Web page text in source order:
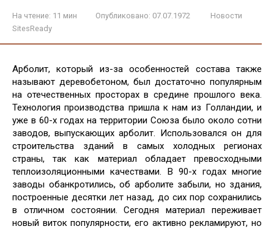
На чтение: 11 мин Опубликовано: 07.07.1972
Новости
SitesReady
Арболит, который из-за особенностей состава также
называют деревобетоном, был достаточно популярным
на отечественных просторах в средине прошлого века.
Технология производства пришла к нам из Голландии, и
уже в 60-х годах на территории Союза было около сотни
заводов,выпускающих арболит. Использовался он для
строительства зданий в самых холодных регионах
страны, так как материал обладает превосходными
теплоизоляционными качествами. В 90-х годах многие
заводы обанкротились, об арболите забыли, но здания,
построенные десятки лет назад, до сих пор сохранились
в отличном состоянии. Сегодня материал переживает
новый виток популярности, его активно рекламируют, но